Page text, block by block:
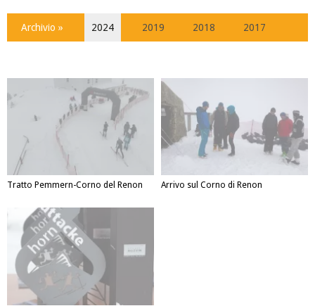
Archivio » 2024 2019 2018 2017
Tratto Pemmern-Corno del Renon Arrivo sul Corno di Renon